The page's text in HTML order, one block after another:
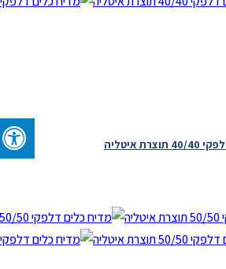
איטליה